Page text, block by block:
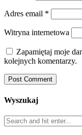
Adres email *
Witryna internetowa
Zapamiętaj moje
kolejnych komentarzy.
Wyszukaj